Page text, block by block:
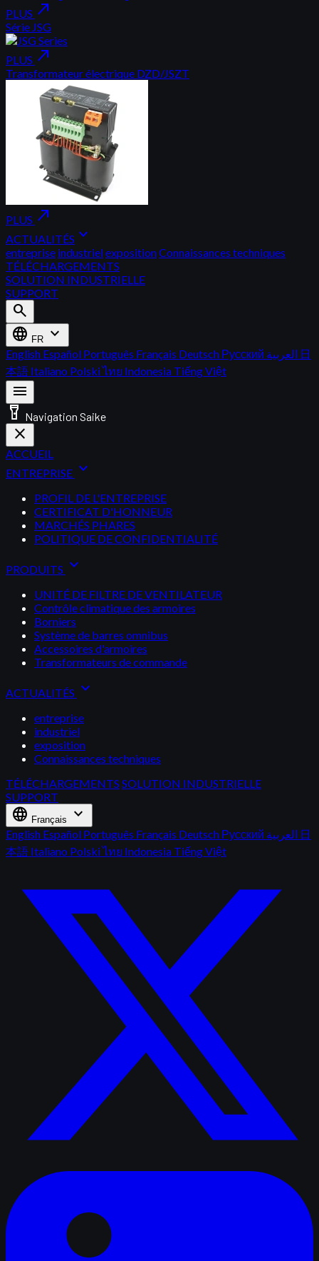
PLUS north_east
Série JSG
PLUS north_east
Transformateur électrique DZD/JSZT
PLUS north_east
ACTUALITÉS expand_more
entreprise industrielexpositionConnaissances techniques
TÉLÉCHARGEMENTS
SOLUTION INDUSTRIELLE
SUPPORT
search
language FR expand_more
English Español Português Français Deutsch Русский
日
本語 Italiano Polskiไทย Indonesia Tiếng Việt
menu
flashlight_on Navigation Saike
close
ACCUEIL
ENTREPRISE expand_more
PROFIL DE L'ENTREPRISE
CERTIFICAT D'HONNEUR
MARCHÉS PHARES
POLITIQUE DE CONFIDENTIALITÉ
PRODUITS expand_more
UNITÉ DE FILTRE DE VENTILATEUR
Contrôle climatique des armoires
Borniers
Système de barres omnibus
Accessoires d'armoires
Transformateurs de commande
ACTUALITÉS expand_more
entreprise
industriel
exposition
Connaissances techniques
TÉLÉCHARGEMENTS SOLUTION INDUSTRIELLE
SUPPORT
language Français expand_more
English Español Português Français Deutsch Русский
日
本語 Italiano Polskiไทย Indonesia Tiếng Việt